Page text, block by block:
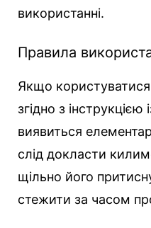
використанні.
Правила
Якщо
згідно з
виявиться
слід докласти
щільно його
стежити за часом